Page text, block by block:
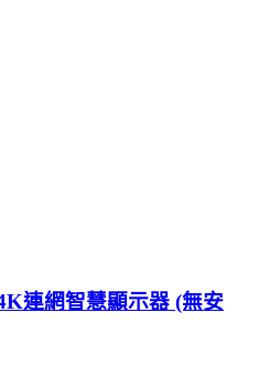
連網智慧顯示器 (無安